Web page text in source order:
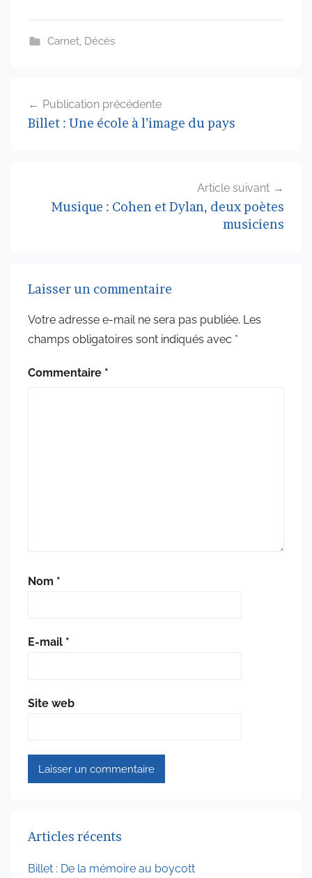
Carnet, Décès
de
Publication précédente
Billet : Une école à l’image du pays
Article suivant
Musique : Cohen et Dylan, deux poètes
musiciens
Laisser un commentaire
Votre adresse e-mail ne sera pas publiée. Les
champs obligatoires sont indiqués avec *
Commentaire *
Nom *
E-mail *
Site web
Articles récents
Billet : De la mémoire au boycott